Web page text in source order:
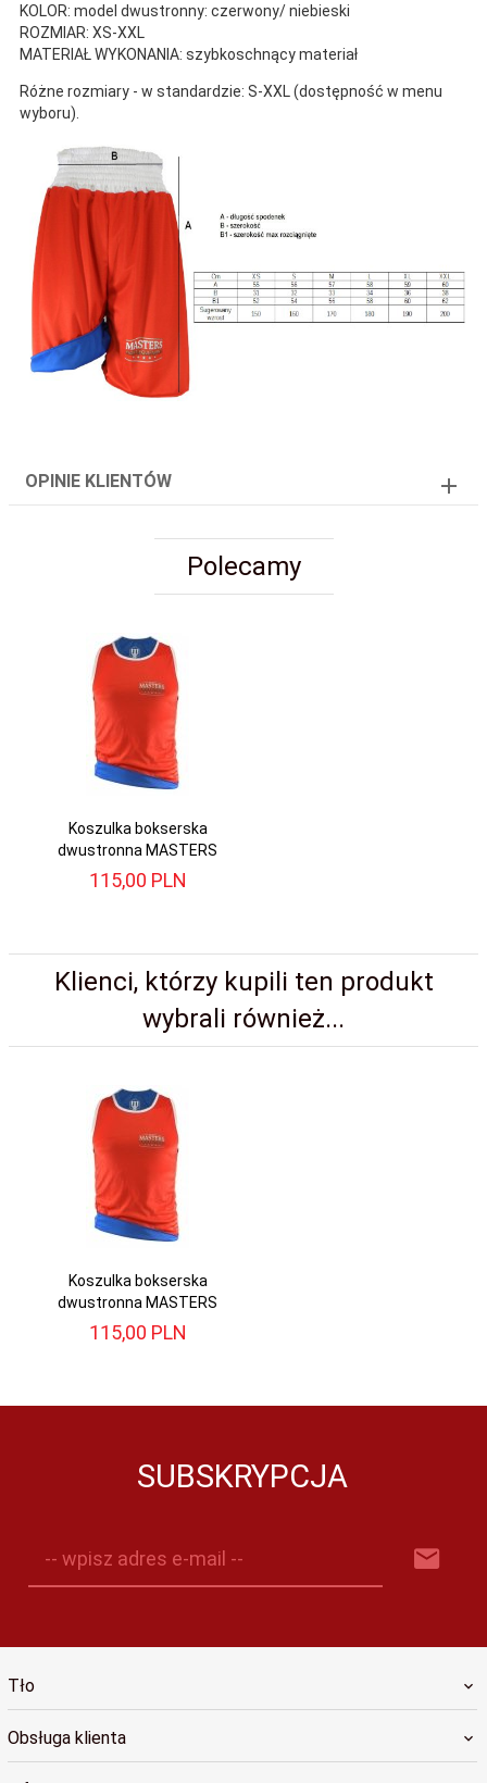
KOLOR: model dwustronny: czerwony/ niebieski
ROZMIAR: XS-XXL
MATERIAŁ WYKONANIA: szybkoschnący materiał
Różne rozmiary - w standardzie: S-XXL (dostępność w menu
wyboru).
OPINIE KLIENTÓW
Polecamy
Koszulka bokserska
dwustronna MASTERS
115,00 PLN
Klienci, którzy kupili ten produkt
wybrali również...
Koszulka bokserska
dwustronna MASTERS
115,00 PLN
SUBSKRYPCJA
-- wpisz adres e-mail --
Tło
Obsługa klienta